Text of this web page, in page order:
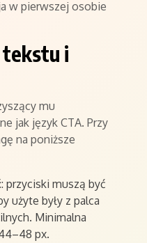
w pierwszej osobie
i
mu
jak język CTA. Przy
na poniższe
: przyciski muszą być
użyte były z palca
Minimalna
px.